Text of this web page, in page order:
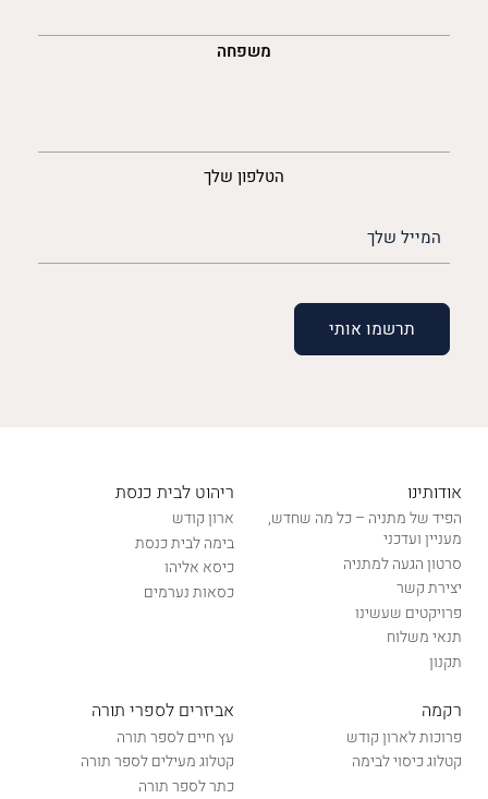
משפחה
הטלפון שלך
(חובה)
אודותינו
הפיד של מתניה – כל מה שחדש,
מעניין ועדכני
סרטון הגעה למתניה
יצירת קשר
פרויקטים שעשינו
תנאי משלוח
תקנון
ריהוט לבית כנסת
ארון קודש
בימה לבית כנסת
כיסא אליהו
כסאות נערמים
רקמה
פרוכות לארון קודש
קטלוג כיסוי לבימה
אביזרים לספרי תורה
עץ חיים לספר תורה
קטלוג מעילים לספר תורה
כתר לספר תורה